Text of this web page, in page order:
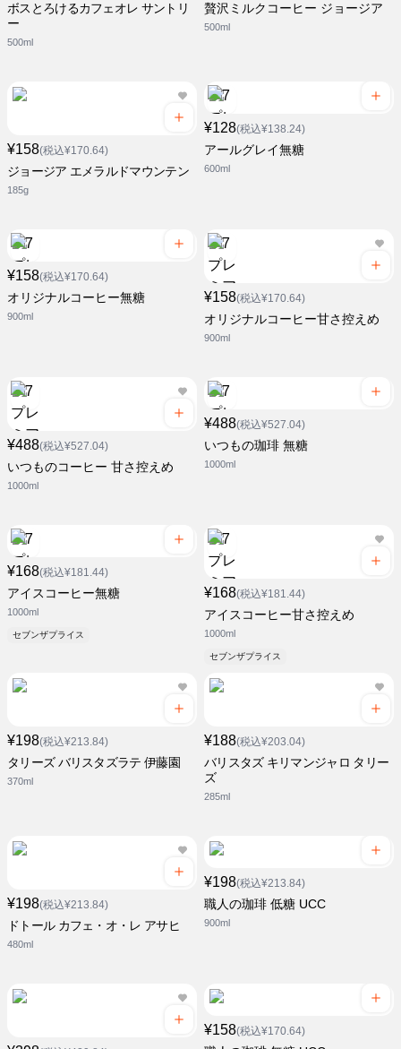
ボスとろけるカフェオレ サントリ
ー
500ml
贅沢ミルクコーヒー ジョージア
500ml
¥158(税込¥170.64)
ジョージア エメラルドマウンテン
185g
¥128(税込¥138.24)
アールグレイ無糖
600ml
¥158(税込¥170.64)
オリジナルコーヒー無糖
900ml
¥158(税込¥170.64)
オリジナルコーヒー甘さ控えめ
900ml
¥488(税込¥527.04)
いつものコーヒー 甘さ控えめ
1000ml
¥488(税込¥527.04)
いつもの珈琲 無糖
1000ml
¥168(税込¥181.44)
アイスコーヒー無糖
1000ml
セブンザプライス
¥168(税込¥181.44)
アイスコーヒー甘さ控えめ
1000ml
セブンザプライス
¥198(税込¥213.84)
タリーズ バリスタズラテ 伊藤園
370ml
¥188(税込¥203.04)
バリスタズ キリマンジャロ タリー
ズ
285ml
¥198(税込¥213.84)
ドトール カフェ・オ・レ アサヒ
480ml
¥198(税込¥213.84)
職人の珈琲 低糖 UCC
900ml
¥158(税込¥170.64)